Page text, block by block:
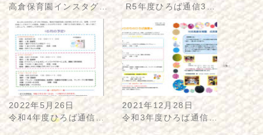
高倉保育園インスタグ…
R5年度ひろば通信3…
2022年5月26日
令和4年度ひろば通信…
2021年12月28日
令和3年度ひろば通信…